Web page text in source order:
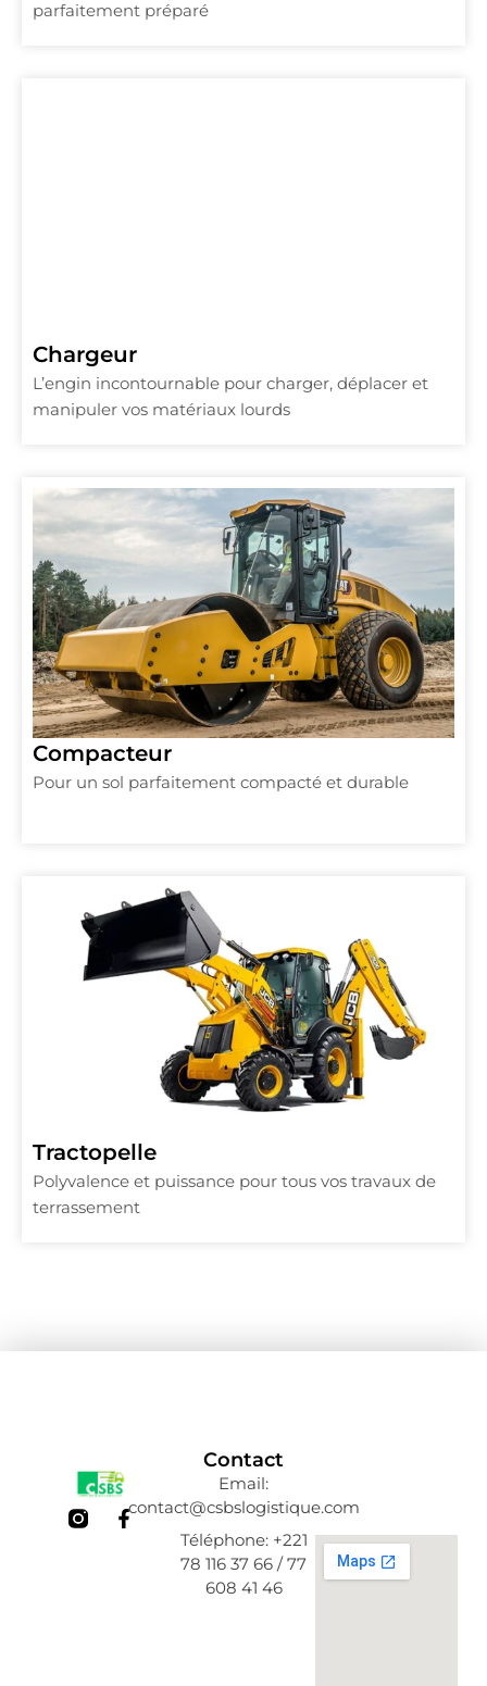
parfaitement préparé
Chargeur
L’engin incontournable pour charger, déplacer et
manipuler vos matériaux lourds
Compacteur
Pour un sol parfaitement compacté et durable
Tractopelle
Polyvalence et puissance pour tous vos travaux de
terrassement
F
a
Contact
Email:
contact@csbslogistique.com
Téléphone: +221
78 116 37 66 / 77
608 41 46